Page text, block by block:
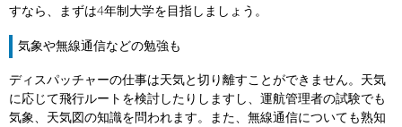
すなら、まずは4年制大学を目指しましょう。
気象や無線通信などの勉強も
ディスパッチャーの仕事は天気と切り離すことができません。天気
に応じて飛行ルートを検討したりしますし、運航管理者の試験でも
気象、天気図の知識を問われます。また、無線通信についても熟知